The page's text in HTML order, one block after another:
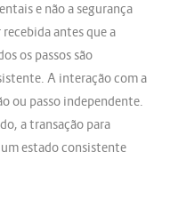
e não a segurança
antes que a
os passos são
A interação com a
ou passo independente.
a transação para
estado consistente